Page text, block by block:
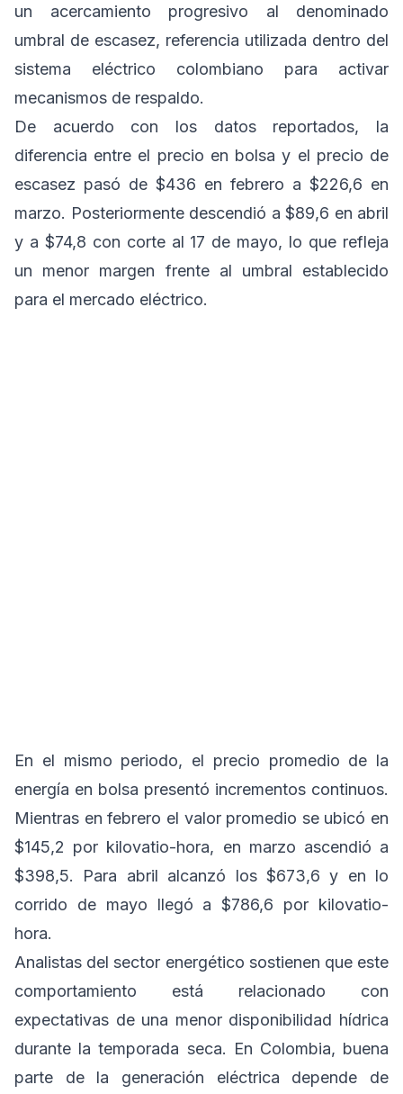
un acercamiento progresivo al denominado
umbral de escasez, referencia utilizada dentro del
sistema eléctrico colombiano para activar
mecanismos de respaldo.
De acuerdo con los datos reportados, la
diferencia entre el precio en bolsa y el precio de
escasez pasó de $436 en febrero a $226,6 en
marzo. Posteriormente descendió a $89,6 en abril
y a $74,8 con corte al 17 de mayo, lo que refleja
un menor margen frente al umbral establecido
para el mercado eléctrico.
En el mismo periodo, el precio promedio de la
energía en bolsa presentó incrementos continuos.
Mientras en febrero el valor promedio se ubicó en
$145,2 por kilovatio-hora, en marzo ascendió a
$398,5. Para abril alcanzó los $673,6 y en lo
corrido de mayo llegó a $786,6 por kilovatio-
hora.
Analistas del sector energético sostienen que este
comportamiento está relacionado con
expectativas de una menor disponibilidad hídrica
durante la temporada seca. En Colombia, buena
parte de la generación eléctrica depende de